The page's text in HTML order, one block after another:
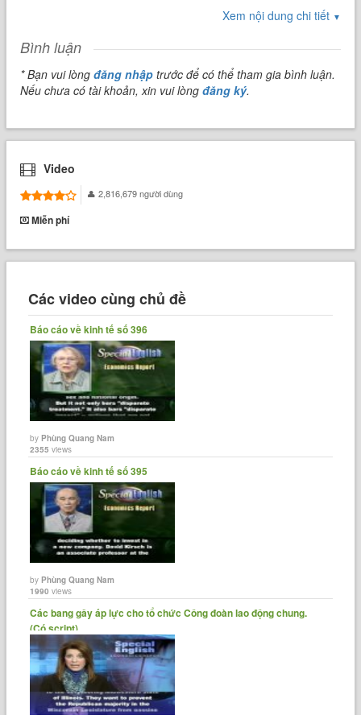
Xem nội dung chi tiết ▼
Bình luận
* Bạn vui lòngđăng nhập trước để có thể tham gia bình luận.
Nếu chưa có tài khoản, xin vui lòngđăng ký.
Video
2,816,679 người dùng
Miễn phí
Các video cùng chủ đề
Báo cáo về kinh tế số 396
byPhùng Quang Nam
2355 views
Báo cáo về kinh tế số 395
byPhùng Quang Nam
1990 views
Các bang gây áp lực cho tổ chức Công đoàn lao động chung.
(Có script)